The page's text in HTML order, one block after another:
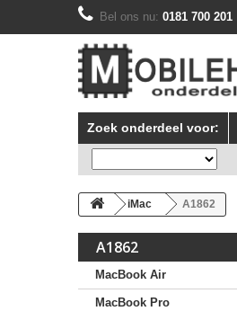
Bel ons nu: 0181 700 201
Zoek onderdeel voor:
iMac A1862
A1862
MacBook Air
MacBook Pro